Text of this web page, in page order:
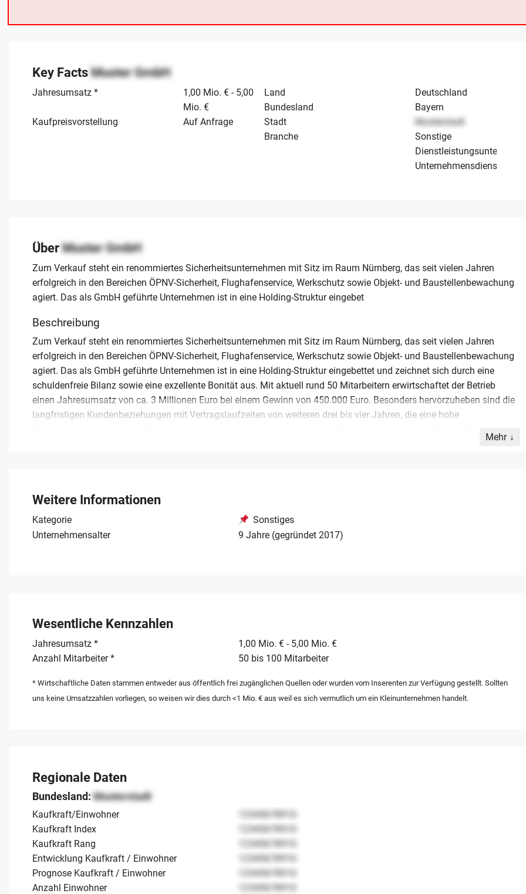
Key FactsMuster GmbH
Jahresumsatz *
1,00 Mio. € - 5,00
Mio. €
Kaufpreisvorstellung
Auf Anfrage
Land
Deutschland
Bundesland
Bayern
Stadt
Musterstadt
Branche
Sonstige
ÜberMuster GmbH
Zum Verkauf steht ein renommiertes Sicherheitsunternehmen mit Sitz im Raum Nürnberg, das seit vielen Jahren
erfolgreich in den Bereichen ÖPNV-Sicherheit, Flughafenservice, Werkschutz sowie Objekt- und Baustellenbewachung
agiert. Das als GmbH geführte Unternehmen ist in eine Holding-Struktur eingebet
Beschreibung
Zum Verkauf steht ein renommiertes Sicherheitsunternehmen mit Sitz im Raum Nürnberg, das seit vielen Jahren
erfolgreich in den Bereichen ÖPNV-Sicherheit, Flughafenservice, Werkschutz sowie Objekt- und Baustellenbewachung
agiert. Das als GmbH geführte Unternehmen ist in eine Holding-Struktur eingebettet und zeichnet sich durch eine
schuldenfreie Bilanz sowie eine exzellente Bonität aus. Mit aktuell rund 50 Mitarbeitern erwirtschaftet der Betrieb
einen Jahresumsatz von ca. 3 Millionen Euro bei einem Gewinn von 450.000 Euro. Besonders hervorzuheben sind die
langfristigen Kundenbeziehungen mit Vertragslaufzeiten von weiteren drei bis vier Jahren, die eine hohe
Mehr
Weitere Informationen
Kategorie
Sonstiges
Unternehmensalter
9 Jahre (gegründet 2017)
Wesentliche Kennzahlen
Jahresumsatz *
1,00 Mio. € - 5,00 Mio. €
Anzahl Mitarbeiter *
50 bis 100 Mitarbeiter
* Wirtschaftliche Daten stammen entweder aus öffentlich frei zugänglichen Quellen oder wurden vom Inserenten zur Verfügung gestellt. Sollten
uns keine Umsatzzahlen vorliegen, so weisen wir dies durch <1 Mio. € aus weil es sich vermutlich um ein Kleinunternehmen handelt.
Regionale Daten
Bundesland:Musterstadt
Kaufkraft/Einwohner
12345678910
Kaufkraft Index
12345678910
Kaufkraft Rang
12345678910
Entwicklung Kaufkraft / Einwohner
12345678910
Prognose Kaufkraft / Einwohner
12345678910
Anzahl Einwohner
12345678910